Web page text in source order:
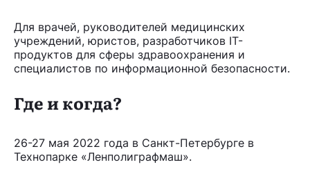
Для врачей, руководителей медицинских
учреждений, юристов, разработчиков IT-
продуктов для сферы здравоохранения и
специалистов по информационной безопасности.
Где и когда?
26-27 мая 2022 года в Санкт-Петербурге в
Технопарке «Ленполиграфмаш».